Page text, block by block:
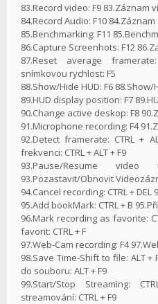
83.Record video: F9 83.Záznam
84.Record Audio: F10 84.Záznam
85.Benchmarking: F11
86.Capture Screenhots: F12
87.Reset average
snímkovou rychlost: F5
88.Show/Hide HUD: F6 88.Show/
89.HUD display position: F7
90.Change active deskop: F8
91.Microphone recording: F4
92.Detect framerate: CTRL +
frekvenci: CTRL + ALT + F9
93.Pause/Resume
93.Pozastavit/Obnovit
94.Cancel recording: CTRL + DEL
95.Add bookMark: CTRL + B
96.Mark recording as favorite:
favorit: CTRL + F
97.Web-Cam recording: F4
98.Save Time-Shift to file: ALT
do souboru: ALT + F9
99.Start/Stop Streaming:
streamování: CTRL + F9